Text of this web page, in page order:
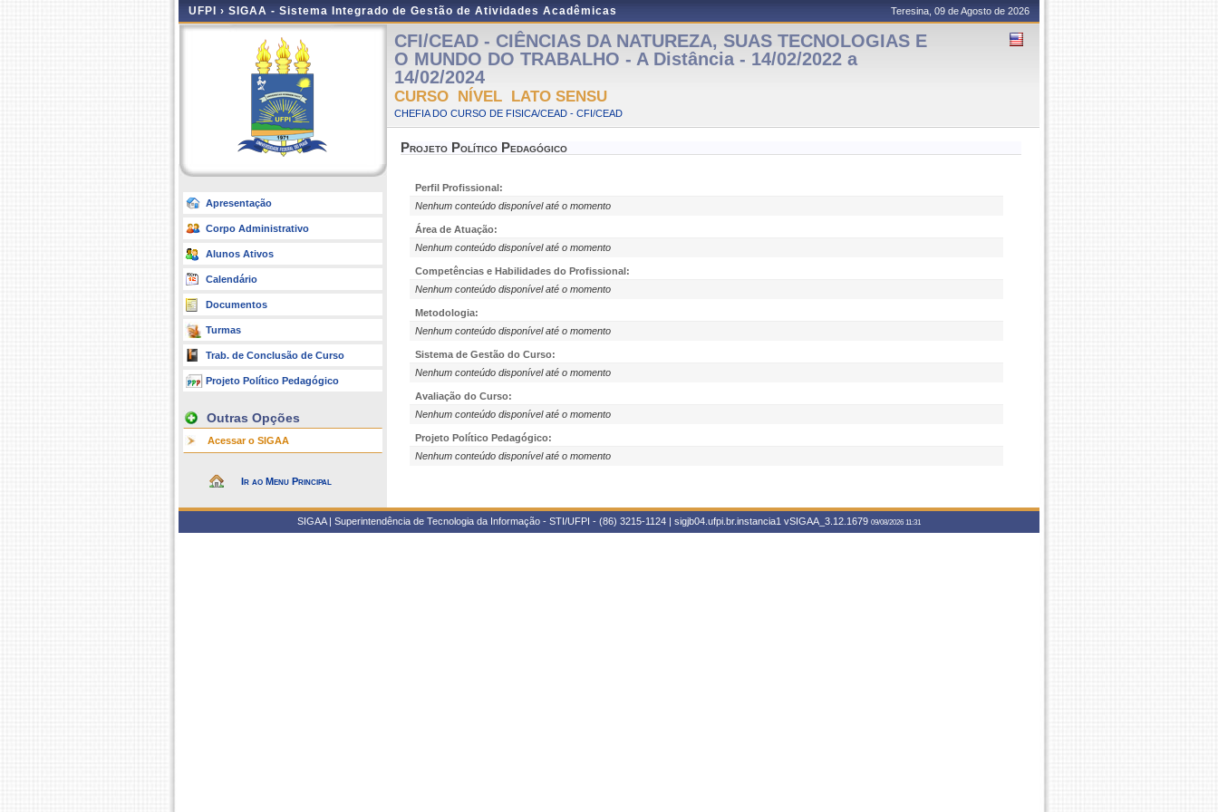
UFPI › SIGAA - Sistema Integrado de Gestão de Atividades Acadêmicas Teresina, 09 de Agosto de 2026
Apresentação
Corpo Administrativo
Alunos Ativos
Calendário
Documentos
Turmas
Trab. de Conclusão de Curso
Projeto Político Pedagógico
Outras Opções
Acessar o SIGAA
Ir ao Menu Principal
CFI/CEAD - CIÊNCIAS DA NATUREZA, SUAS TECNOLOGIAS E
O MUNDO DO TRABALHO - A Distância - 14/02/2022 a
14/02/2024
CURSO NÍVEL LATO SENSU
CHEFIA DO CURSO DE FISICA/CEAD - CFI/CEAD
Projeto Político Pedagógico
Perfil Profissional:
Nenhum conteúdo disponível até o momento
Área de Atuação:
Nenhum conteúdo disponível até o momento
Competências e Habilidades do Profissional:
Nenhum conteúdo disponível até o momento
Metodologia:
Nenhum conteúdo disponível até o momento
Sistema de Gestão do Curso:
Nenhum conteúdo disponível até o momento
Avaliação do Curso:
Nenhum conteúdo disponível até o momento
Projeto Político Pedagógico:
Nenhum conteúdo disponível até o momento
SIGAA | Superintendência de Tecnologia da Informação - STI/UFPI - (86) 3215-1124 | sigjb04.ufpi.br.instancia1 vSIGAA_3.12.1679 09/08/2026 11:31